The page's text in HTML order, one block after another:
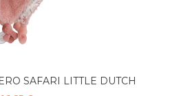
SAFARI LITTLE DUTCH